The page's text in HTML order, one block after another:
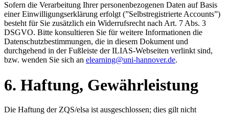
Sofern die Verarbeitung Ihrer personenbezogenen Daten auf Basis
einer Einwilligungserklärung erfolgt (”Selbstregistrierte Accounts”)
besteht für Sie zusätzlich ein Widerrufsrecht nach Art. 7 Abs. 3
DSGVO. Bitte konsultieren Sie für weitere Informationen die
Datenschutzbestimmungen, die in diesem Dokument und
durchgehend in der Fußleiste der ILIAS-Webseiten verlinkt sind,
bzw. wenden Sie sich an elearning@uni-hannover.de.
6. Haftung, Gewährleistung
Die Haftung der ZQS/elsa ist ausgeschlossen; dies gilt nicht